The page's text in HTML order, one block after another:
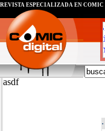
REVISTA ESPECIALIZADA EN CÓMIC
asdf
·